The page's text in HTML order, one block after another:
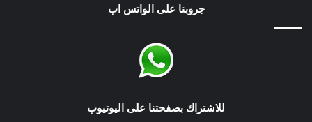
جروبنا على الواتس اب
للاشتراك بصفحتنا على اليوتيوب